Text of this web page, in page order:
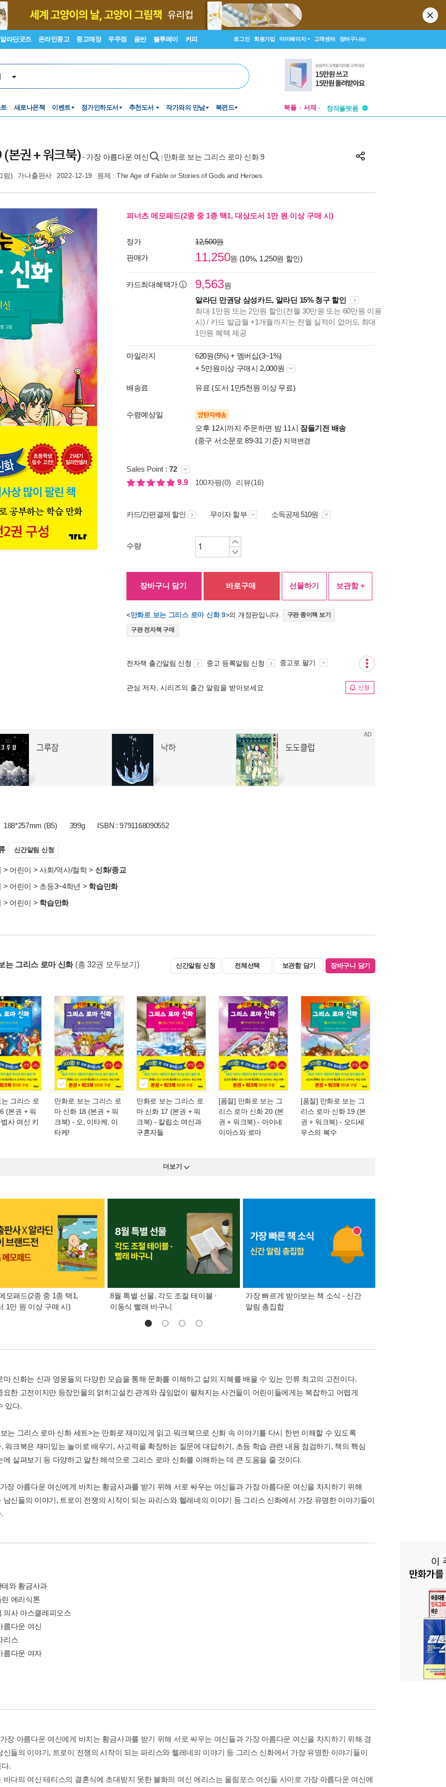
알라딘굿즈 온라인중고 중고매장 우주점 음반 블루레이 커피 로그인 회원가입 마이페이지 고객센터 장바구니(0)
새로나온책 이벤트 정가인하도서 추천도서 작가와의 만남 북펀드 북플 서재
창작플랫폼
(본권 + 워크북)- 가장 아름다운 여신 만화로 보는 그리스 로마 신화 9
림) 가나출판사 2022-12-19 원제 : The Age of Fable or Stories of Gods and Heroes
피너츠 메모패드(2종 중 1종 택1, 대상도서 1만 원 이상 구매 시)
정가
12,500원
판매가
11,250원 (10%, 1,250원 할인)
카드최대혜택가 9,563원
알라딘 만권당 삼성카드, 알라딘 15% 청구 할인
최대 1만원 또는 2만원 할인(전월 30만원 또는 60만원 이용
시) / 카드 발급월 +1개월까지는 전월 실적이 없어도 최대
1만원 혜택 제공
마일리지 620원(5%) + 멤버십(3~1%)
+ 5만원이상 구매시 2,000원
배송료 유료 (도서 1만5천원 이상 무료)
수령예상일 양탄자배송
오후 12시까지 주문하면 밤 11시 잠들기전 배송
(중구 서소문로 89-31 기준) 지역변경
Sales Point : 72
9.9
100자평(0) 리뷰(16)
카드/간편결제 할인 무이자 할부 소득공제 510원
수량
장바구니 담기 바로구매 선물하기 보관함 +
<만화로 보는 그리스 로마 신화 9>의 개정판입니다. 구판 종이책 보기
구판 전자책 구매
전자책 출간알림 신청 중고 등록알림 신청 중고로 팔기
관심 저자, 시리즈의 출간 알림을 받아보세요 신청
188*257mm (B5) 399g ISBN : 9791168090552
신간알림 신청
> 어린이 >사회/역사/철학> 신화/종교
> 어린이 > 초등3~4학년 > 학습만화
> 어린이 > 학습만화
는 그리스 로마 신화 (총 32권 모두보기) 신간알림 신청 전체선택 보관함 담기 장바구니 담기
그리스 로
(본권 + 워
사 여신 키
만화로 보는 그리스 로
마 신화 18 (본권 + 워
크북) - 오, 이타케, 이
타케!
만화로 보는 그리스 로
마 신화 17 (본권 + 워
크북) - 칼립소 여신과
구혼자들
[품절] 만화로 보는 그
리스 로마 신화 20 (본
권 + 워크북) - 아이네
이아스와 로마
[품절] 만화로 보는 그
리스 로마 신화 19 (본
권 + 워크북) - 오디세
우스의 복수
더보기
모패드(2종 중 1종 택1,
1만 원 이상 구매 시)
8월 특별 선물. 각도 조절 테이블 ·
이동식 빨래 바구니
가장 빠르게 받아보는 책 소식 - 신간
알림 총집합
마 신화는 신과 영웅들의 다양한 모습을 통해 문화를 이해하고 삶의 지혜를 배울 수 있는 인류 최고의 고전이다.
요한 고전이지만 등장인물의 얽히고설킨 관계와 끊임없이 펼쳐지는 사건들이 어린이들에게는 복잡하고 어렵게
있다.
는 그리스 로마 신화 세트>는 만화로 재미있게 읽고 워크북으로 신화 속 이야기를 다시 한번 이해할 수 있도록
워크북은 재미있는 놀이로 배우기, 사고력을 확장하는 질문에 대답하기, 초등 학습 관련 내용 점검하기, 책의 핵심
에 살펴보기 등 다양하고 알찬 해석으로 그리스 로마 신화를 이해하는 데 큰 도움을 줄 것이다.
장 아름다운 여신에게 바치는 황금사과를 받기 위해 서로 싸우는 여신들과 가장 아름다운 여신을 차지하기 위해
남신들의 이야기, 트로이 전쟁의 시작이 되는 파리스와 헬레네의 이야기 등 그리스 신화에서 가장 유명한 이야기들이
와 황금사과
에리식톤
의사 아스클레피오스
름다운 여신
리스
름다운 여자
장 아름다운 여신에게 바치는 황금사과를 받기 위해 서로 싸우는 여신들과 가장 아름다운 여신을 차지하기 위해 경
신들의 이야기, 트로이 전쟁의 시작이 되는 파리스와 헬레네의 이야기 등 그리스 신화에서 가장 유명한 이야기들이
.
바다의 여신 테티스의 결혼식에 초대받지 못한 불화의 여신 에리스는 올림포스 여신들 사이로 가장 아름다운 여신에